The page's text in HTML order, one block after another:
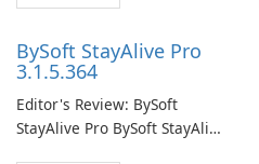
BySoft StayAlive Pro
3.1.5.364
Editor's Review: BySoft
StayAlive Pro BySoft StayAlive